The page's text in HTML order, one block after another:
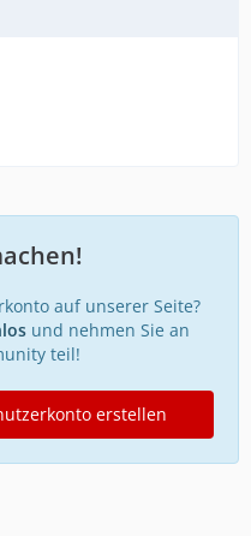
auf unserer Seite?
und nehmen Sie an
teil!
erstellen